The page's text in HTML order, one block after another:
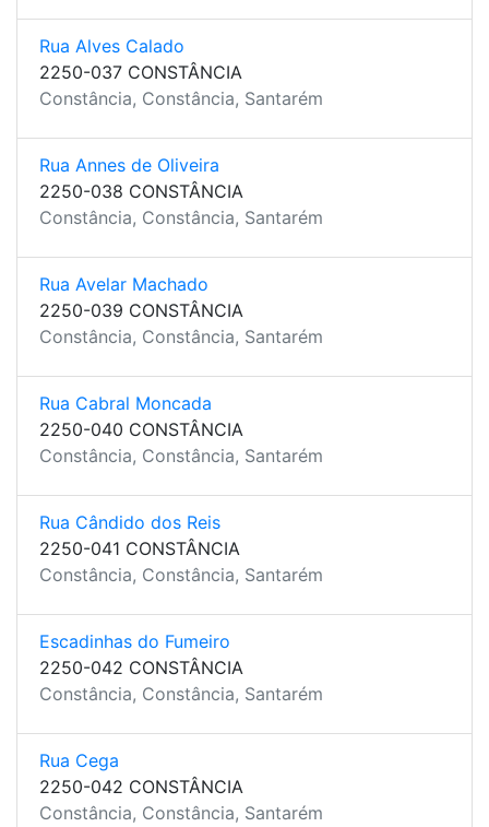
Rua Alves Calado
2250-037 CONSTÂNCIA
Constância, Constância, Santarém
Rua Annes de Oliveira
2250-038 CONSTÂNCIA
Constância, Constância, Santarém
Rua Avelar Machado
2250-039 CONSTÂNCIA
Constância, Constância, Santarém
Rua Cabral Moncada
2250-040 CONSTÂNCIA
Constância, Constância, Santarém
Rua Cândido dos Reis
2250-041 CONSTÂNCIA
Constância, Constância, Santarém
Escadinhas do Fumeiro
2250-042 CONSTÂNCIA
Constância, Constância, Santarém
Rua Cega
2250-042 CONSTÂNCIA
Constância, Constância, Santarém